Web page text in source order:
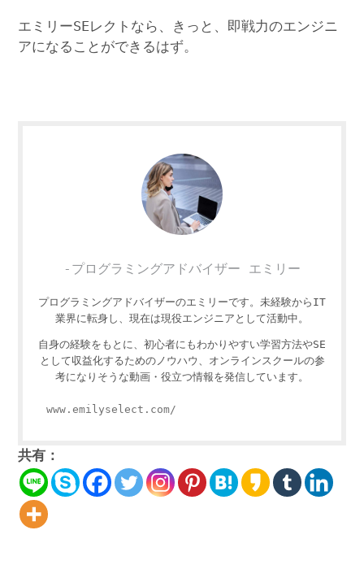
エミリーSEレクトなら、きっと、即戦力のエンジニ
アになることができるはず。
-プログラミングアドバイザー エミリー
プログラミングアドバイザーのエミリーです。未経験からIT
業界に転身し、現在は現役エンジニアとして活動中。
自身の経験をもとに、初心者にもわかりやすい学習方法やSE
として収益化するためのノウハウ、オンラインスクールの参
考になりそうな動画・役立つ情報を発信しています。
www.emilyselect.com/
共有：